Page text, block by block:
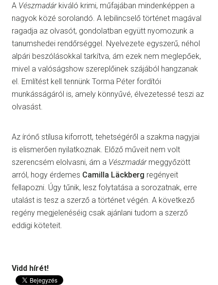
A Vészmadárkiváló krimi, műfajában mindenképpen a
nagyok közé sorolandó. A lebilincselő történet magával
ragadja az olvasót, gondolatban együtt nyomozunk a
tanumshedei rendőrséggel. Nyelvezete egyszerű, néhol
alpári beszólásokkal tarkítva, ám ezek nem meglepőek,
mivel a valóságshow szereplőinek szájából hangzanak
el. Említést kell tennünk Torma Péter fordítói
munkásságáról is, amely könnyűvé, élvezetessé teszi az
olvasást.
Az írónő stílusa kiforrott, tehetségéről a szakma nagyjai
is elismerően nyilatkoznak. Előző műveit nem volt
szerencsém elolvasni, ám a Vészmadármeggyőzött
arról, hogy érdemes Camilla Läckberg regényeit
fellapozni. Úgy tűnik, lesz folytatása a sorozatnak, erre
utalást is tesz a szerző a történet végén. A következő
regény megjelenéséig csak ajánlani tudom a szerző
eddigi köteteit.
Vidd hírét!